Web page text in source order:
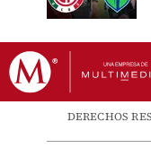
DERECHOS